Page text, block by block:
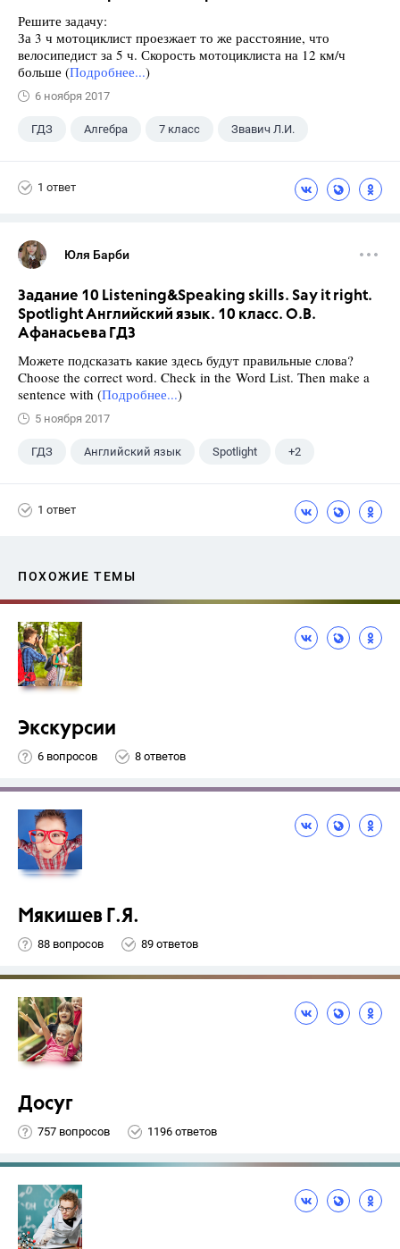
Решите задачу:
За 3 ч мотоциклист проезжает то же расстояние, что
велосипедист за 5 ч. Скорость мотоциклиста на 12 км/ч
больше (Подробнее...)
6 ноября 2017
ГДЗ Алгебра 7 класс Звавич Л.И.
1 ответ
Юля Барби
Задание 10 Listening&Speaking skills. Say it right.
Spotlight Английский язык. 10 класс. О.В.
Афанасьева ГДЗ
Можете подсказать какие здесь будут правильные слова?
Choose the correct word. Check in the Word List. Then make a
sentence with (Подробнее...)
5 ноября 2017
ГДЗ Английский язык Spotlight +2
1 ответ
ПОХОЖИЕ ТЕМЫ
Экскурсии
6 вопросов 8 ответов
Мякишев Г.Я.
88 вопросов 89 ответов
Досуг
757 вопросов 1196 ответов